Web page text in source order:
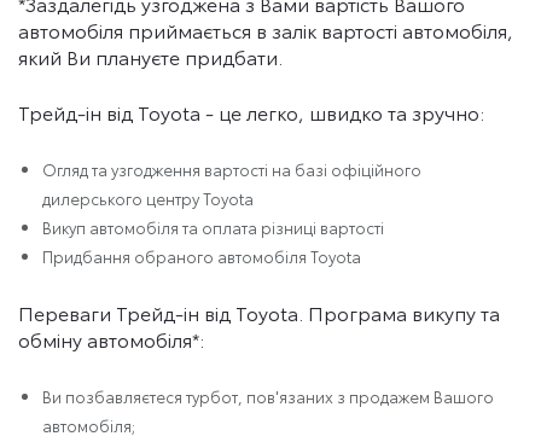
автомобіля приймається в залік вартості автомобіля,
який Ви плануєте придбати.
Трейд-ін від Toyota - це легко, швидко та зручно:
Огляд та узгодження вартості на базі офіційного
дилерського центру Toyota
Викуп автомобіля та оплата різниці вартості
Придбання обраного автомобіля Toyota
Переваги Трейд-ін від Toyota. Програма викупу та
обміну автомобіля*:
Ви позбавляєтеся турбот, пов'язаних з продажем Вашого
автомобіля;